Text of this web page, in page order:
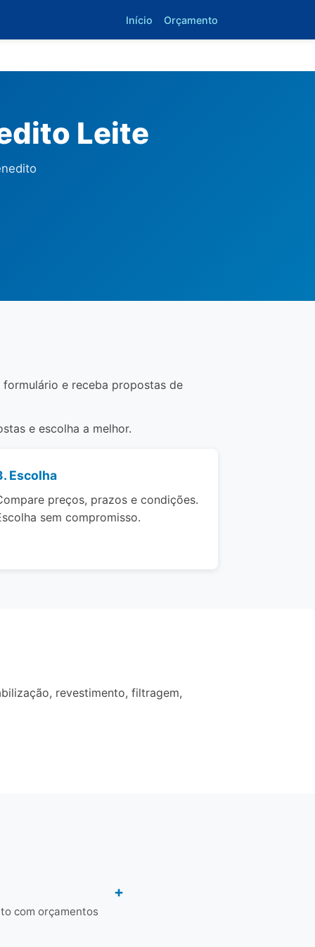
Início Orçamento
Leite
formulário e receba propostas de
e escolha a melhor.
Escolha
preços, prazos e condições.
sem compromisso.
revestimento, filtragem,
com orçamentos